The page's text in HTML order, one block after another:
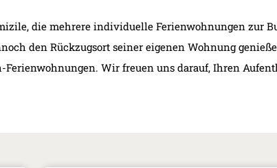
die mehrere individuelle Ferienwohnungen zur
den Rückzugsort seiner eigenen Wohnung
Wir freuen uns darauf, Ihren